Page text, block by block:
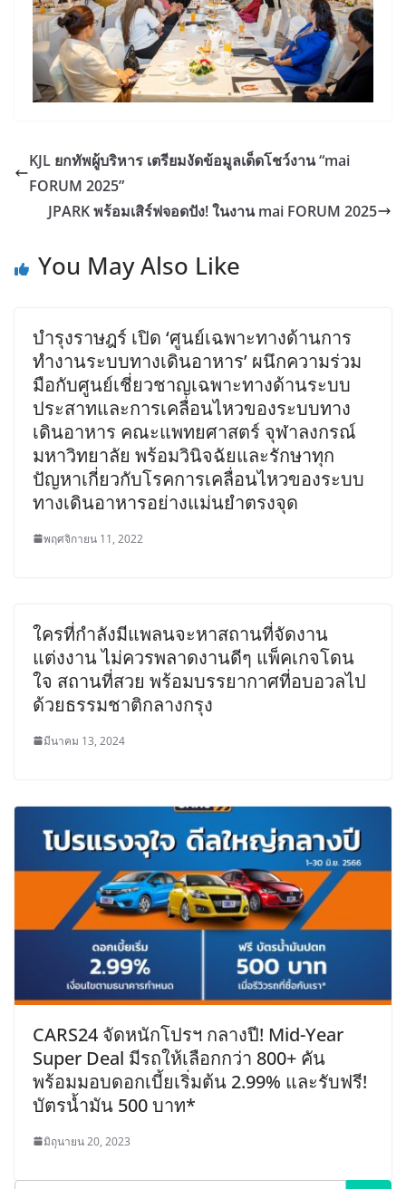
KJL ยกทัพผู้บริหาร เตรียมงัดข้อมูลเด็ดโชว์งาน “mai
FORUM 2025”
JPARK พร้อมเสิร์ฟจอดปัง! ในงาน mai FORUM 2025
You May Also Like
บำรุงราษฎร์ เปิด ‘ศูนย์เฉพาะทางด้านการ
ทำงานระบบทางเดินอาหาร’ ผนึกความร่วม
มือกับศูนย์เชี่ยวชาญเฉพาะทางด้านระบบ
ประสาทและการเคลื่อนไหวของระบบทาง
เดินอาหาร คณะแพทยศาสตร์ จุฬาลงกรณ์
มหาวิทยาลัย พร้อมวินิจฉัยและรักษาทุก
ปัญหาเกี่ยวกับโรคการเคลื่อนไหวของระบบ
ทางเดินอาหารอย่างแม่นยำตรงจุด
พฤศจิกายน 11, 2022
ใครที่กำลังมีแพลนจะหาสถานที่จัดงาน
แต่งงาน ไม่ควรพลาดงานดีๆ แพ็คเกจโดน
ใจ สถานที่สวย พร้อมบรรยากาศที่อบอวลไป
ด้วยธรรมชาติกลางกรุง
มีนาคม 13, 2024
CARS24 จัดหนักโปรฯ กลางปี! Mid-Year
Super Deal มีรถให้เลือกกว่า 800+ คัน
พร้อมมอบดอกเบี้ยเริ่มต้น 2.99% และรับฟรี!
บัตรน้ำมัน 500 บาท*
มิถุนายน 20, 2023